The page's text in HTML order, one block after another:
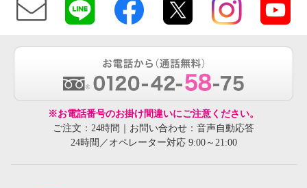
※お電話番号のお掛け間違いにご注意ください。
ご注文：24時間｜お問い合わせ：音声自動応答
24時間／オペレーター対応 9:00～21:00